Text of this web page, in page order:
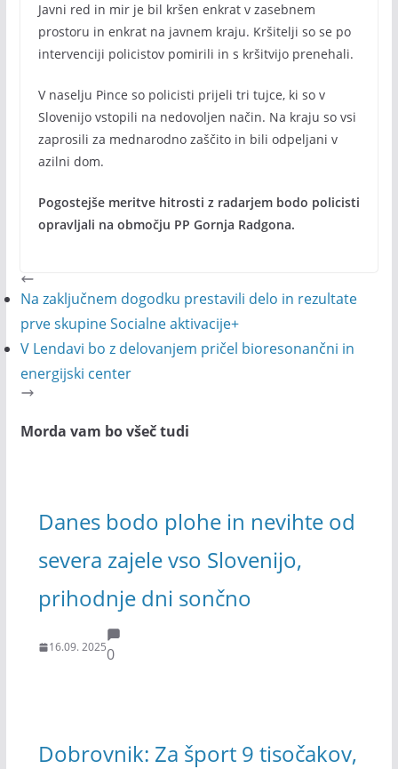
Javni red in mir je bil kršen enkrat v zasebnem
prostoru in enkrat na javnem kraju. Kršitelji so se po
intervenciji policistov pomirili in s kršitvijo prenehali.
V naselju Pince so policisti prijeli tri tujce, ki so v
Slovenijo vstopili na nedovoljen način. Na kraju so vsi
zaprosili za mednarodno zaščito in bili odpeljani v
azilni dom.
Pogostejše meritve hitrosti z radarjem bodo policisti
opravljali na območju PP Gornja Radgona.
Na zaključnem dogodku prestavili delo in rezultate
prve skupine Socialne aktivacije+
V Lendavi bo z delovanjem pričel bioresonančni in
energijski center
Morda vam bo všeč tudi
Danes bodo plohe in nevihte od
severa zajele vso Slovenijo,
prihodnje dni sončno
16.09. 20250
Dobrovnik: Za šport 9 tisočakov,